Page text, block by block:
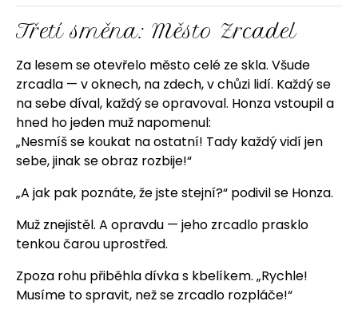
Třetí směna: Město Zrcadel
Za lesem se otevřelo město celé ze skla. Všude
zrcadla — v oknech, na zdech, v chůzi lidí. Každý se
na sebe díval, každý se opravoval. Honza vstoupil a
hned ho jeden muž napomenul:
„Nesmíš se koukat na ostatní! Tady každý vidí jen
sebe, jinak se obraz rozbije!“
„A jak pak poznáte, že jste stejní?“ podivil se Honza.
Muž znejistěl. A opravdu — jeho zrcadlo prasklo
tenkou čarou uprostřed.
Zpoza rohu přiběhla dívka s kbelíkem. „Rychle!
Musíme to spravit, než se zrcadlo rozpláče!“